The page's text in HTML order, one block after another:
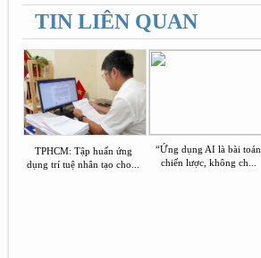
TIN LIÊN QUAN
TPHCM: Tập huấn ứng
dụng trí tuệ nhân tạo cho...
“Ứng dụng AI là bài toán
chiến lược, không ch...